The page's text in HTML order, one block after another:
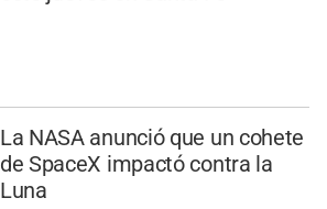
La NASA anunció que un cohete
de SpaceX impactó contra la
Luna